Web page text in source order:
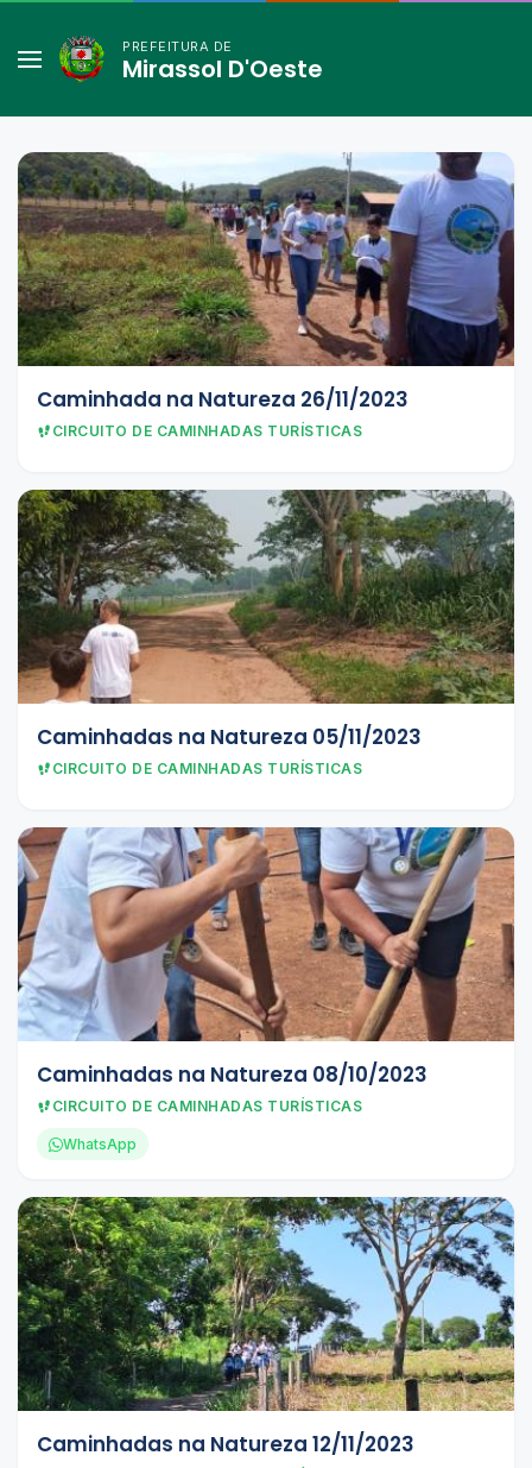
PREFEITURA DE
Mirassol D'Oeste
Caminhada na Natureza 26/11/2023
CIRCUITO DE CAMINHADAS TURÍSTICAS
Caminhadas na Natureza 05/11/2023
CIRCUITO DE CAMINHADAS TURÍSTICAS
Caminhadas na Natureza 08/10/2023
CIRCUITO DE CAMINHADAS TURÍSTICAS
WhatsApp
Caminhadas na Natureza 12/11/2023